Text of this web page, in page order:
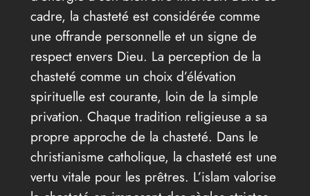
cadre, la chasteté est considérée comme
une offrande personnelle et un signe de
respect envers Dieu. La perception de la
chasteté comme un choix d’élévation
spirituelle est courante, loin de la simple
privation. Chaque tradition religieuse a sa
propre approche de la chasteté. Dans le
christianisme catholique, la chasteté est une
vertu vitale pour les prêtres. L’islam valorise